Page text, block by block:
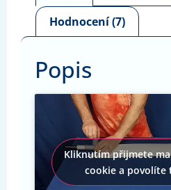
Hodnocení (7)
Popis
Kliknutím přijmete
cookie a povolíte